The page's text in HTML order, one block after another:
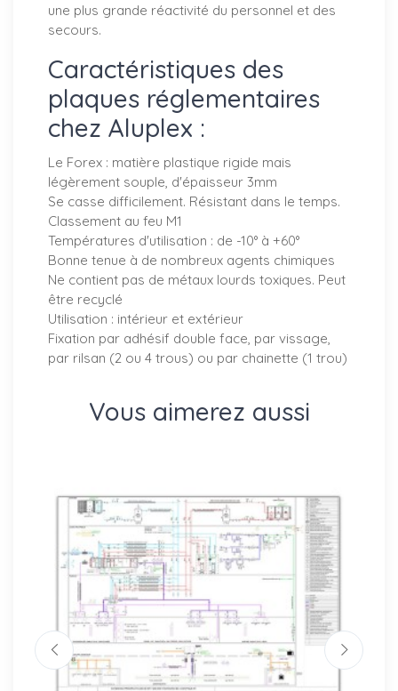
une plus grande réactivité du personnel et des
secours.
Caractéristiques des
plaques réglementaires
chez Aluplex :
Le Forex : matière plastique rigide mais
légèrement souple, d'épaisseur 3mm
Se casse difficilement. Résistant dans le temps.
Classement au feu M1
Températures d'utilisation : de -10° à +60°
Bonne tenue à de nombreux agents chimiques
Ne contient pas de métaux lourds toxiques. Peut
être recyclé
Utilisation : intérieur et extérieur
Fixation par adhésif double face, par vissage,
par rilsan (2 ou 4 trous) ou par chainette (1 trou)
Vous aimerez aussi